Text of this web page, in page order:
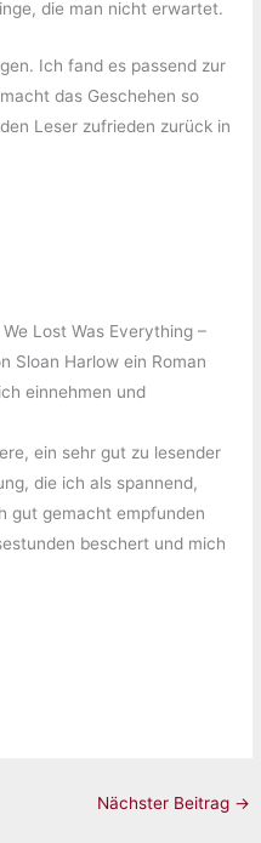
die man nicht erwartet.
Ich fand es passend zur
das Geschehen so
Leser zufrieden zurück in
Lost Was Everything –
Sloan Harlow ein Roman
einnehmen und
ein sehr gut zu lesender
die ich als spannend,
gut gemacht empfunden
beschert und mich
Nächster Beitrag →